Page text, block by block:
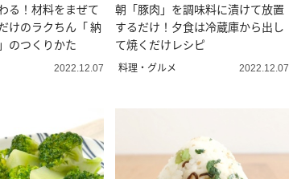
る！材料をまぜて
けのラクちん「 納
のつくりかた
2022.12.07
朝「豚肉」を調味料に漬けて放置
するだけ！夕食は冷蔵庫から出し
て焼くだけレシピ
料理・グルメ 2022.12.07